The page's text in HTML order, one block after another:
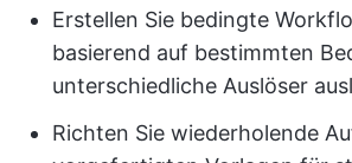
Erstellen Sie bedingte
basierend auf bestimmten
unterschiedliche Auslöser
Richten Sie wiederholende